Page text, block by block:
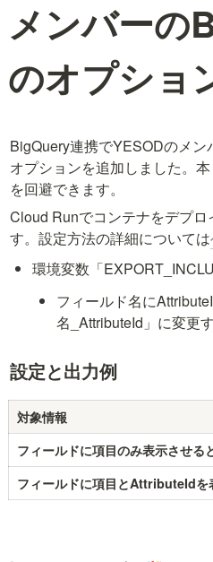
メンバーの
のオプショ
BigQuery連携でYESODのメ
オプションを追加しました。
を回避できます。
Cloud Runでコンテナをデプ
す。設定方法の詳細については
環境変数「
フィールド名に
名_AttributeId」に変更
設定と出力例
対象情報
フィールドに項目のみ表示させる
フィールドに項目とAttributeIdを